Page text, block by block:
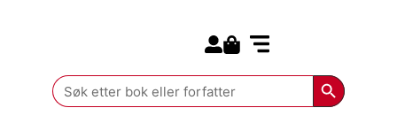
Search
for:
Search